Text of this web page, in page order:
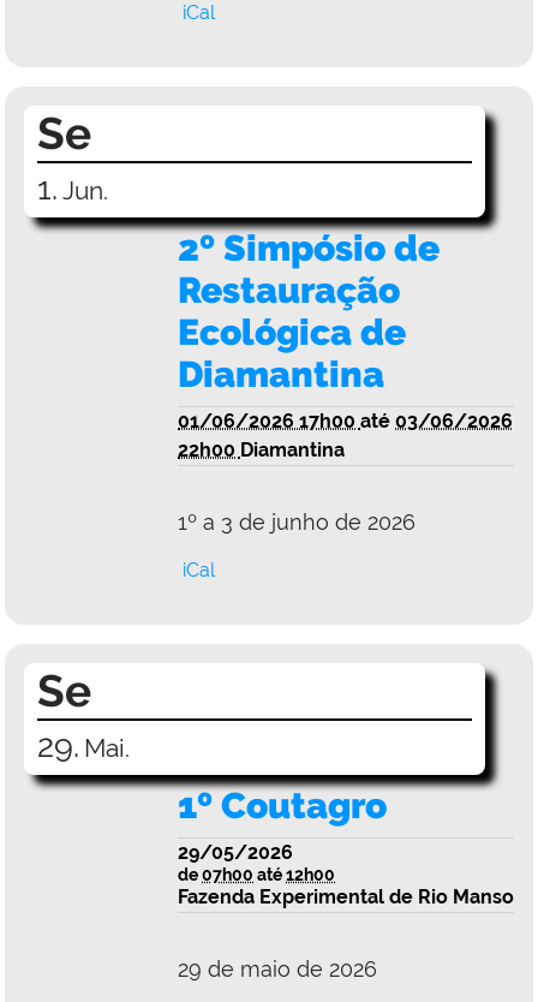
iCal
Se
1. Jun.
2º Simpósio de
Restauração
Ecológica de
Diamantina
01/06/2026 17h00 até 03/06/2026
22h00 Diamantina
1º a 3 de junho de 2026
iCal
Se
29. Mai.
1º Coutagro
29/05/2026
de07h00 até12h00
Fazenda Experimental de Rio Manso
29 de maio de 2026